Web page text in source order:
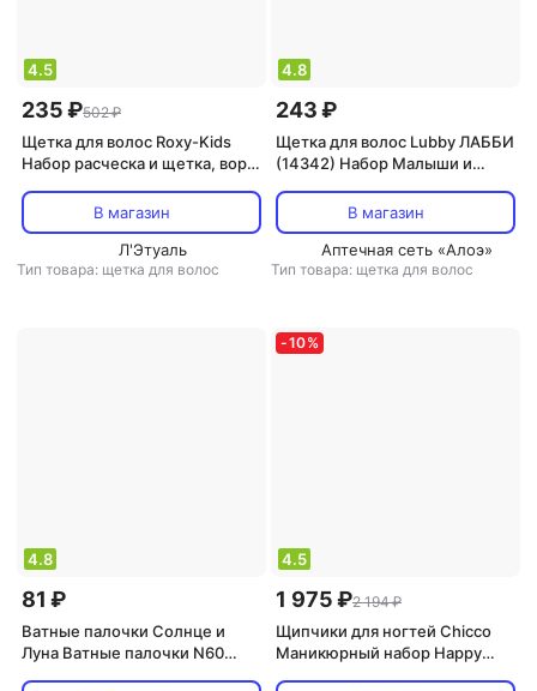
4.5
235 ₽502 ₽
Щетка для волос Roxy-Kids
Набор расческа и щетка, ворс
В магазин
Л'Этуаль
Тип товара: щетка для волос
4.8
243 ₽
Щетка для волос Lubby ЛАББИ
(14342) Набор Малыши и
В магазин
Аптечная сеть «Алоэ»
Тип товара: щетка для волос
4.8
81 ₽
Ватные палочки Солнце и
Луна Ватные палочки N60
-10%
4.5
1 975 ₽2 194 ₽
Щипчики для ногтей Chicco
Маникюрный набор Happy